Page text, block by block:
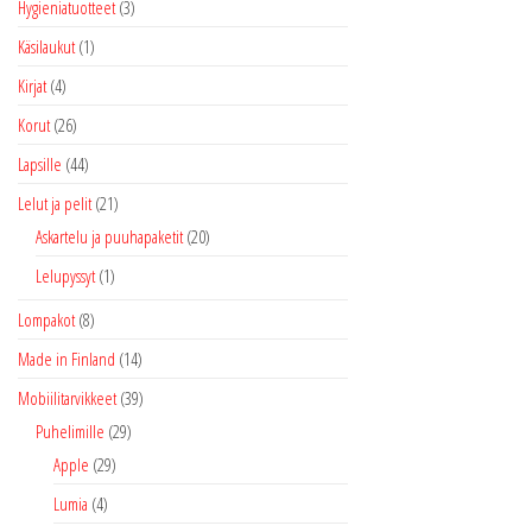
Hygieniatuotteet (3)
Käsilaukut (1)
Kirjat (4)
Korut (26)
Lapsille (44)
Lelut ja pelit (21)
Askartelu ja puuhapaketit (20)
Lelupyssyt (1)
Lompakot (8)
Made in Finland (14)
Mobiilitarvikkeet (39)
Puhelimille (29)
Apple (29)
Lumia (4)